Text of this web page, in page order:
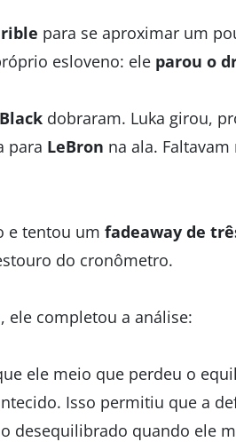
para se aproximar um
esloveno: ele parou o
dobraram. Luka girou,
para LeBron na ala.
e tentou um fadeaway de
do cronômetro.
ele completou a análise:
ele meio que perdeu o
Isso permitiu que a
desequilibrado quando ele